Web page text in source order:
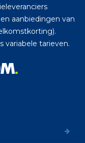
aanbiedingen van
variabele tarieven.